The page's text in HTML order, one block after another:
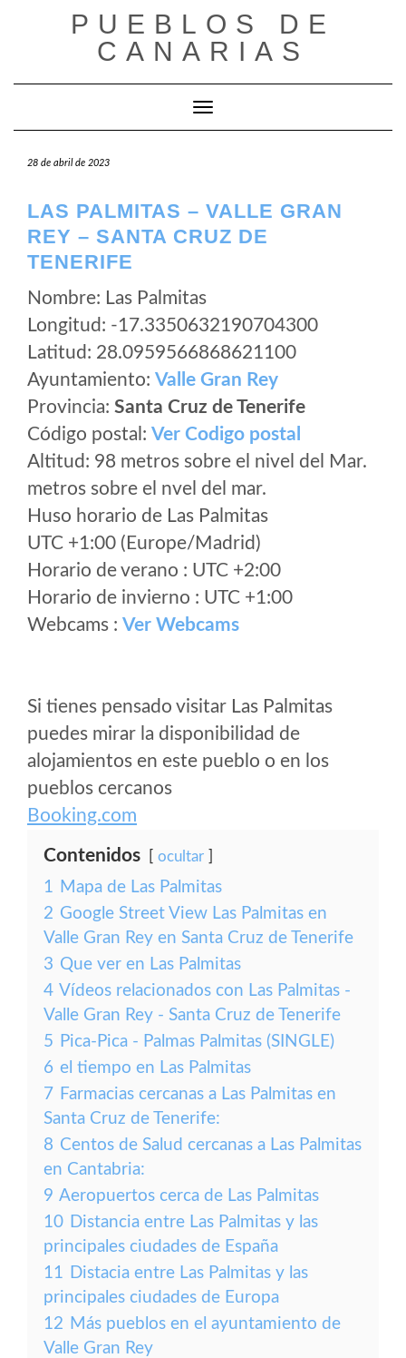
PUEBLOS DE
CANARIAS
Cambiar modo de navegación
28 de abril de 2023
LAS PALMITAS – VALLE GRAN
REY – SANTA CRUZ DE
TENERIFE
Nombre: Las Palmitas
Longitud: -17.3350632190704300
Latitud: 28.0959566868621100
Ayuntamiento: Valle Gran Rey
Provincia: Santa Cruz de Tenerife
Código postal: Ver Codigo postal
Altitud: 98 metros sobre el nivel del Mar.
metros sobre el nvel del mar.
Huso horario de Las Palmitas
UTC +1:00 (Europe/Madrid)
Horario de verano : UTC +2:00
Horario de invierno : UTC +1:00
Webcams : Ver Webcams
Si tienes pensado visitar Las Palmitas
puedes mirar la disponibilidad de
alojamientos en este pueblo o en los
pueblos cercanos
Booking.com
Contenidos ocultar
1 Mapa de Las Palmitas
2 Google Street View Las Palmitas en
Valle Gran Rey en Santa Cruz de Tenerife
3 Que ver en Las Palmitas
4 Vídeos relacionados con Las Palmitas -
Valle Gran Rey - Santa Cruz de Tenerife
5 Pica-Pica - Palmas Palmitas (SINGLE)
6 el tiempo en Las Palmitas
7 Farmacias cercanas a Las Palmitas en
Santa Cruz de Tenerife:
8 Centos de Salud cercanas a Las Palmitas
en Cantabria:
9 Aeropuertos cerca de Las Palmitas
10 Distancia entre Las Palmitas y las
principales ciudades de España
11 Distacia entre Las Palmitas y las
principales ciudades de Europa
12 Más pueblos en el ayuntamiento de
Valle Gran Rey